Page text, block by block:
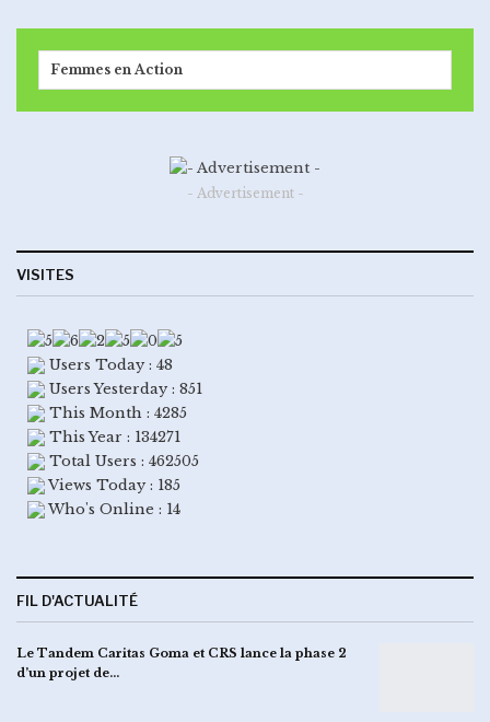
Femmes en Action
- Advertisement -
VISITES
Users Today : 48
Users Yesterday : 851
This Month : 4285
This Year : 134271
Total Users : 462505
Views Today : 185
Who's Online : 14
FIL D'ACTUALITÉ
Le Tandem Caritas Goma et CRS lance la phase 2
d’un projet de…